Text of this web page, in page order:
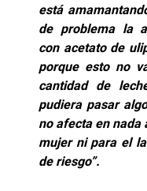
está
de problema la
con acetato de
porque esto no
cantidad de
pudiera pasar
no afecta en nada
mujer ni para el
de riesgo”.